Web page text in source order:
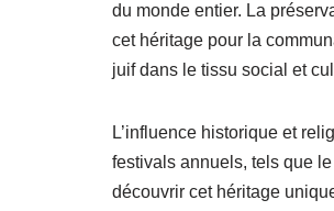
du monde entier. La
cet héritage pour la
juif dans le tissu social et
L’influence historique et
festivals annuels, tels que
découvrir cet héritage